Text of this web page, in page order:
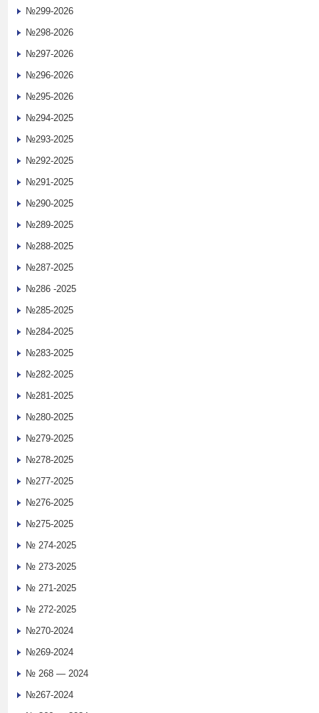
№299-2026
№298-2026
№297-2026
№296-2026
№295-2026
№294-2025
№293-2025
№292-2025
№291-2025
№290-2025
№289-2025
№288-2025
№287-2025
№286 -2025
№285-2025
№284-2025
№283-2025
№282-2025
№281-2025
№280-2025
№279-2025
№278-2025
№277-2025
№276-2025
№275-2025
№ 274-2025
№ 273-2025
№ 271-2025
№ 272-2025
№270-2024
№269-2024
№ 268 — 2024
№267-2024